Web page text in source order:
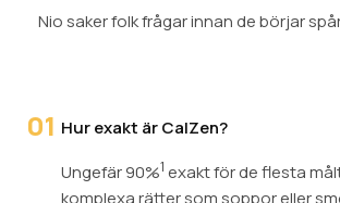
Nio saker folk frågar innan de börjar
01 Hur exakt är CalZen?
Ungefär 90%1 exakt för de flesta
komplexa rätter som soppor eller